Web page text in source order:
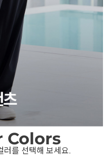
Colors
러를 선택해 보세요.